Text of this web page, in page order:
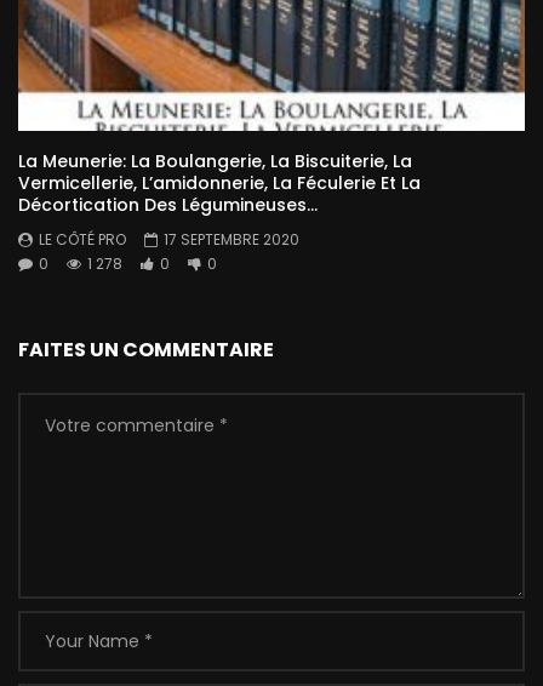
La Meunerie: La Boulangerie, La Biscuiterie, La
Vermicellerie, L’amidonnerie, La Féculerie Et La
Décortication Des Légumineuses…
LE CÔTÉ PRO
17 SEPTEMBRE 2020
0
1 278 0 0
FAITES UN COMMENTAIRE